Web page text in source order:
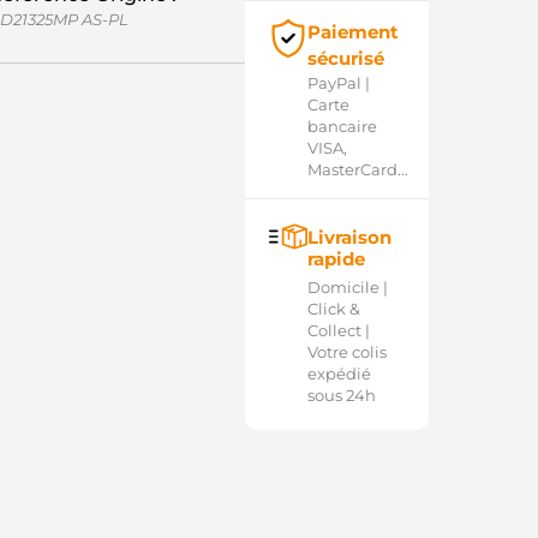
AS-PL
Paiement
sécurisé
PayPal |
Carte
bancaire
VISA,
MasterCard...
Livraison
rapide
Domicile |
Click &
Collect |
Votre colis
expédié
sous 24h